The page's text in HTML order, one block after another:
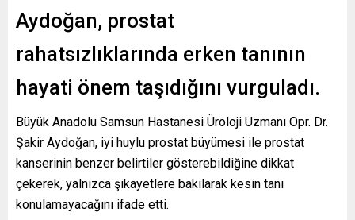
Aydoğan, prostat
rahatsızlıklarında erken tanının
hayati önem taşıdığını vurguladı.
Büyük Anadolu Samsun Hastanesi Üroloji Uzmanı Opr. Dr.
Şakir Aydoğan, iyi huylu prostat büyümesi ile prostat
kanserinin benzer belirtiler gösterebildiğine dikkat
çekerek, yalnızca şikayetlere bakılarak kesin tanı
konulamayacağını ifade etti.